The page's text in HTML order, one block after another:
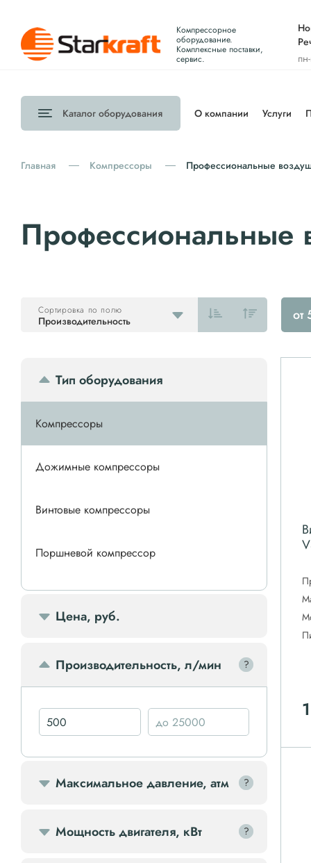
Компрессорное
оборудование.
Комплексные поставки,
сервис.
Каталог оборудования О компании Услуги
Главная Компрессоры Профессиональные
Производительность
Сортировка по полю от
Тип оборудования
Компрессоры
Дожимные компрессоры
Винтовые компрессоры
Поршневой компрессор
Спиральные компрессоры
Компрессоры доп.
Цена, руб.
Производительность, л/мин ?
?
Максимальное давление, атм ?
?
Мощность двигателя, кВт ?
?